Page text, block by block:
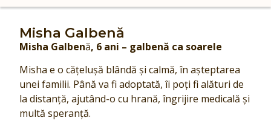
Misha Galbenă
Misha Galbenă, 6 ani – galbenă ca soarele
Misha e o cățelușă blândă și calmă, în așteptarea
unei familii. Până va fi adoptată, îi poți fi alături de
la distanță, ajutând-o cu hrană, îngrijire medicală și
multă speranță.